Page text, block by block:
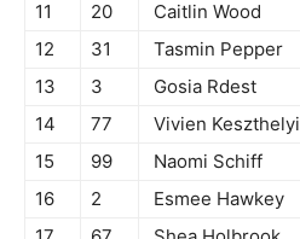
11 20 Caitlin Wood
12
31 Tasmin Pepper
13
3 Gosia Rdest
14
77 Vivien Keszthelyi
15
99 Naomi Schiff
16
2 Esmee Hawkey